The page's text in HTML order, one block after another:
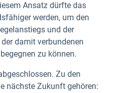
Ansatz dürfte das
werden, um den
und der
damit verbundenen
zu können.
Zu den
nächste Zukunft gehören: